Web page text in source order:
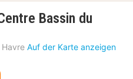
Bassin du
Havre Auf der Karte anzeigen